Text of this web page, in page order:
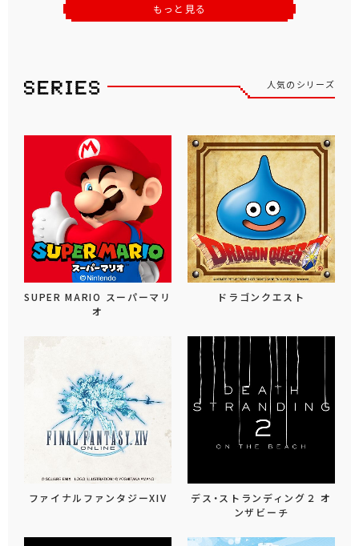
もっと見る
人気のシリーズ
SUPER MARIO スーパーマリ
オ
ドラゴンクエスト
ファイナルファンタジーXIV
デス・ストランディング２ オ
ンザビーチ